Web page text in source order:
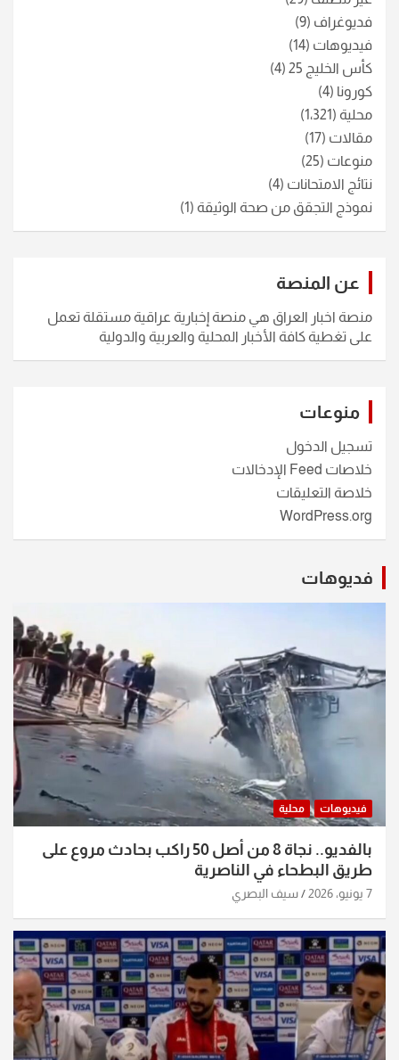
فديوغراف (9)
فيديوهات (14)
كأس الخليج 25
(4)
كورونا (4)
محلية (1٬321)
مقالات (17)
منوعات (25)
نتائج الامتحانات (4)
نموذج التجقق من صحة الوثيقة (1)
عن المنصة
منصة اخبار العراق هي منصة إخبارية عراقية مستقلة تعمل
على تغطية كافة الأخبار المحلية والعربية والدولية
منوعات
تسجيل الدخول
خلاصات Feed الإدخالات
خلاصة التعليقات
WordPress.org
فديوهات
فيديوهات محلية
بالفديو.. نجاة 8 من أصل 50 راكب بحادث مروع على
طريق البطحاء في الناصرية
7 يونيو، 2026 سيف البصري